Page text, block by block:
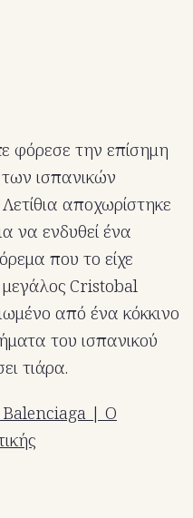
φόρεσε την επίσημη
ισπανικών
αποχωρίστηκε
να ενδυθεί ένα
που το είχε
μεγάλος Cristobal
από ένα κόκκινο
του ισπανικού
τιάρα.
| Ο